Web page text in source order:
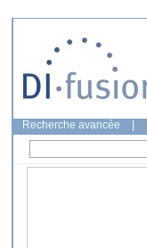
Recherche avancée